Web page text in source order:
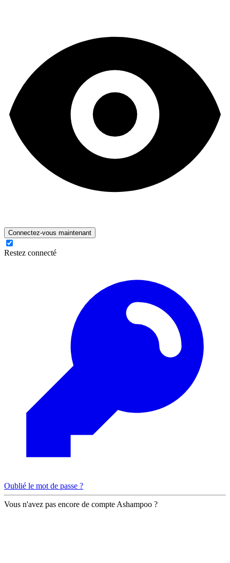
Connectez-vous maintenant
Restez connecté
Oublié le mot de passe ?
Vous n'avez pas encore de compte Ashampoo ?